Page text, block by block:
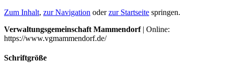
Zum Inhalt, zur Navigation oderzur Startseite springen.
Verwaltungsgemeinschaft Mammendorf| Online:
https://www.vgmammendorf.de/
Schriftgröße